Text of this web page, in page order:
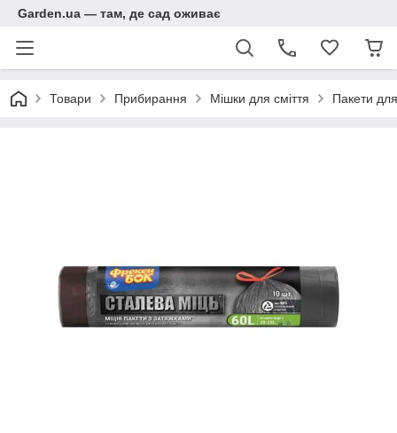
Garden.ua — там, де сад оживає
Товари Прибирання Мішки для сміття Пакети